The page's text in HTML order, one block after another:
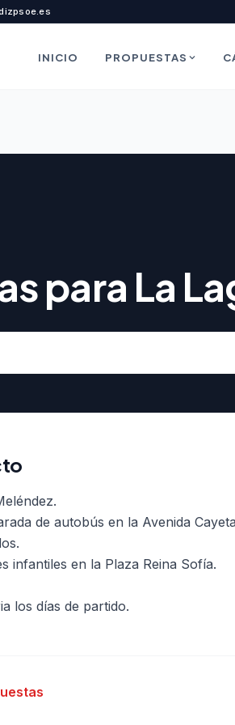
INICIO PROPUESTAS
para La
de autobús en la Avenida
infantiles en la Plaza Reina Sofía.
los días de partido.